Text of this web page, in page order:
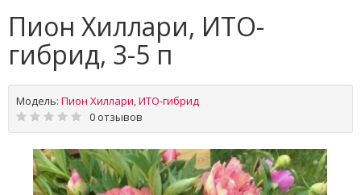
Пион Хиллари, ИТО-
гибрид, 3-5 п
Модель: Пион Хиллари, ИТО-гибрид
0 отзывов